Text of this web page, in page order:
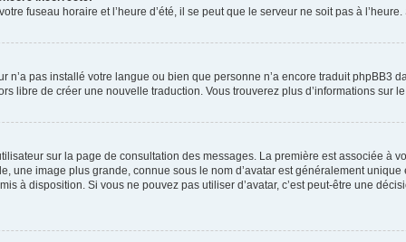
fuseau horaire et l’heure d’été, il se peut que le serveur ne soit pas à
n’a pas installé votre langue ou bien que personne n’a encore traduit phpBB3
libre de créer une nouvelle traduction. Vous trouverez plus d’informations sur
sur la page de consultation des messages. La première est associée à
une image plus grande, connue sous le nom d’avatar est généralement
à disposition. Si vous ne pouvez pas utiliser d’avatar, c’est peut-être une